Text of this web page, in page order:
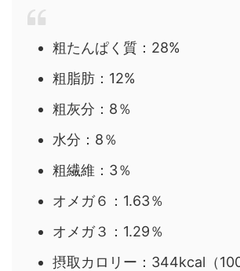
粗たんぱく質：28%
粗脂肪：12%
粗灰分：8％
水分：8％
粗繊維：3％
オメガ６：1.63％
オメガ３：1.29％
摂取カロリー：344kcal（100